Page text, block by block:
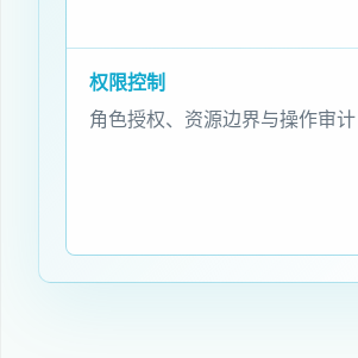
权限控制
角色授权、资源边界与操作审计